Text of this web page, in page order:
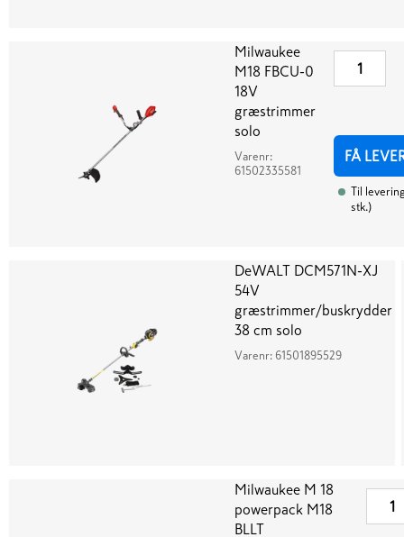
Milwaukee
M18 FBCU-0
18V
græstrimmer
solo
Varenr:
61502335581
FÅ
Til
stk.)
DeWALT DCM571N-XJ
54V
græstrimmer/buskrydder
38 cm solo
Varenr: 61501895529
Milwaukee M 18
powerpack M18
BLLT